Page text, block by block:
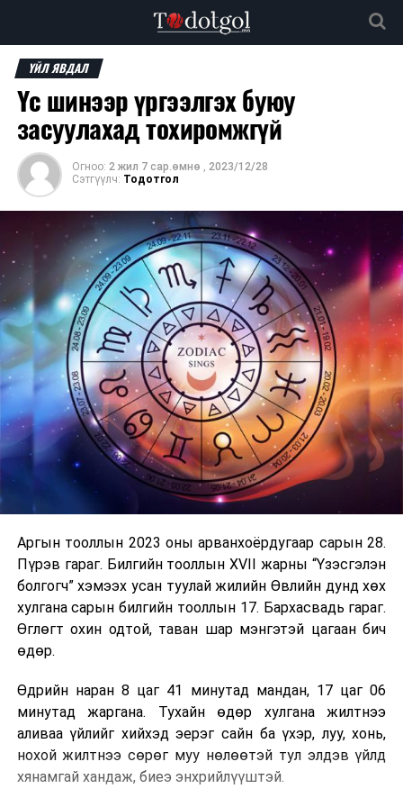
ҮЙЛ ЯВДАЛ
Үс шинээр үргээлгэх буюу
засуулахад тохиромжгүй
Огноо: 2 жил 7 сар.өмнө , 2023/12/28
Сэтгүүлч: Тодотгол
Аргын тооллын 2023 оны арванхоёрдугаар сарын 28.
Пүрэв гараг. Билгийн тооллын XVII жарны “Үзэсгэлэн
болгогч” хэмээх усан туулай жилийн Өвлийн дунд хөх
хулгана сарын билгийн тооллын 17. Бархасвадь гараг.
Өглөгт охин одтой, таван шар мэнгэтэй цагаан бич
өдөр.
Өдрийн наран 8 цаг 41 минутад мандан, 17 цаг 06
минутад жаргана. Тухайн өдөр хулгана жилтнээ
аливаа үйлийг хийхэд эерэг сайн ба үхэр, луу, хонь,
нохой жилтнээ сөрөг муу нөлөөтэй тул элдэв үйлд
хянамгай хандаж, биеэ энхрийлүүштэй.